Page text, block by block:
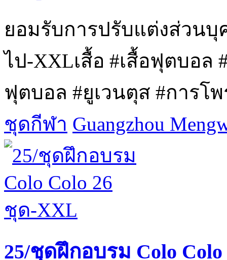
ยอมรับการปรับแต่งส่วนบุ
ไป-XXLเสื้อ #เสื้อฟุตบอล
ฟุตบอล #ยูเวนตุส #การโพ
ชุดกีฬา Guangzhou
25/ชุดฝึกอบรม Colo